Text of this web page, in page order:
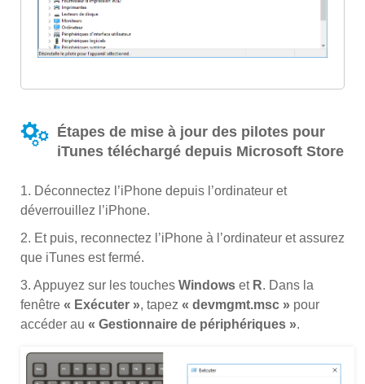
Étapes de mise à jour des pilotes pour
iTunes téléchargé depuis Microsoft Store
1. Déconnectez l’iPhone depuis l’ordinateur et
déverrouillez l’iPhone.
2. Et puis, reconnectez l’iPhone à l’ordinateur et assurez
que iTunes est fermé.
3. Appuyez sur les touches Windows et R. Dans la
fenêtre « Exécuter », tapez « devmgmt.msc » pour
accéder au « Gestionnaire de périphériques ».